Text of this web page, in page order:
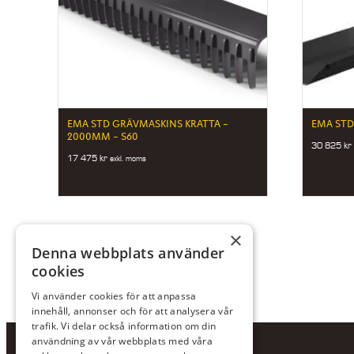
EMA STD GRÄVMASKINS KRATTA –
2000MM – S60
17 475kr exkl. moms
EMA
30 825kr
×
Denna webbplats använder
cookies
Vi använder cookies för att anpassa
innehåll, annonser och för att analysera vår
trafik. Vi delar också information om din
användning av vår webbplats med våra